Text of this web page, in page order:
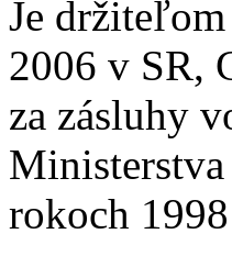
Je
2006 v SR,
za zásluhy
rokoch